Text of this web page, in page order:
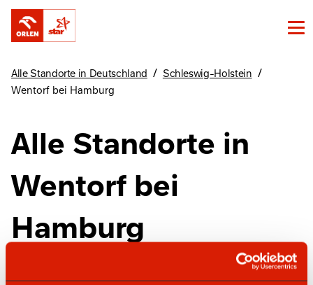
Alle Standorte in Deutschland / Schleswig-Holstein /
Wentorf bei Hamburg
Alle Standorte in
Wentorf bei
Hamburg
Finde unsere Standorte in Wentorf bei
Hamburg hier